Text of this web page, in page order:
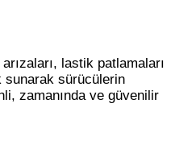
lastik patlamaları
sunarak sürücülerin
zamanında ve güvenilir